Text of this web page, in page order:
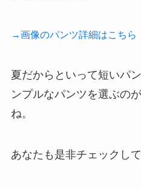
→画像のパンツ詳細はこちら
夏だからといって短いパ
ンプルなパンツを選ぶの
ね。
あなたも是非チェックし